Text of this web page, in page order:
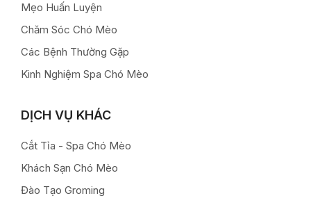
Mẹo Huấn Luyện
Chăm Sóc Chó Mèo
Các Bệnh Thường Gặp
Kinh Nghiệm Spa Chó Mèo
DỊCH VỤ KHÁC
Cắt Tỉa - Spa Chó Mèo
Khách Sạn Chó Mèo
Đào Tạo Groming